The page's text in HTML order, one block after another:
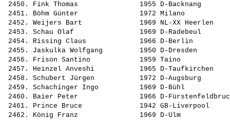
2450. Fink Thomas
1955 D-Backnang
2451. Böhm Günter
1972 Milano
2452. Weijers Bart
1969 NL-XX
2453. Schau Olaf
1969 D-Radebeul
2454. Rissing Claus
1966 D-Berlin
2455. Jaskulka Wolfgang
1950 D-Dresden
2456. Frison Santino
1959 Taino
2457. Heinzel Anveshi
1965 D-Taufkirchen
2458. Schubert Jürgen
1972 D-Augsburg
2459. Schachinger Ingo
1969 D-Bühl
2460. Baier Peter
1966 D-
2461. Prince Bruce
1942 GB-Liverpool
2462. König Franz
1969 D-Ulm